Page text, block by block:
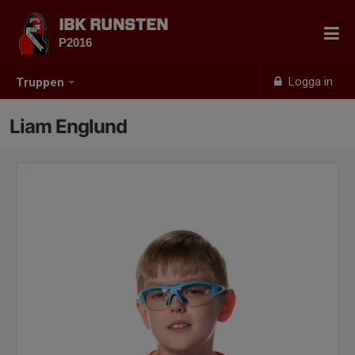
Truppen Logga in
IBK RUNSTEN
P2016
Liam Englund